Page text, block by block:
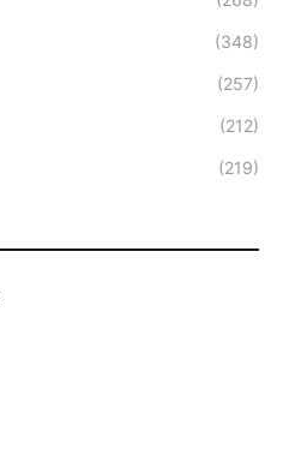
(348)
(257)
(212)
(219)